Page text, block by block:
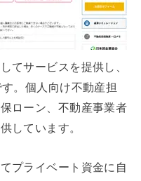
てサービスを提供し、
。個人向け不動産担
ローン、不動産事業者
しています。
プライベート資金に自